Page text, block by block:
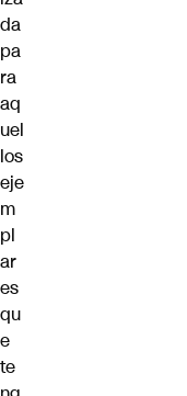
da
pa
ra
aq
uel
los
eje
m
pl
ar
es
qu
e
te